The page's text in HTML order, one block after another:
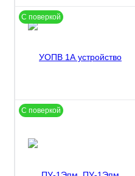
С поверкой
С поверкой